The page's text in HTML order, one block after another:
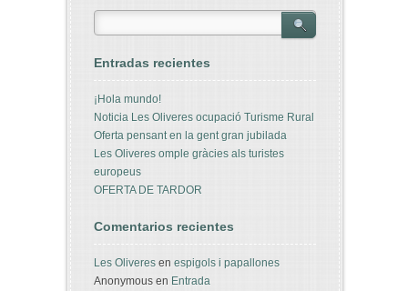
Entradas recientes
¡Hola mundo!
Noticia Les Oliveres ocupació Turisme Rural
Oferta pensant en la gent gran jubilada
Les Oliveres omple gràcies als turistes
europeus
OFERTA DE TARDOR
Comentarios recientes
Les Oliveres en espigols i papallones
Anonymous en Entrada